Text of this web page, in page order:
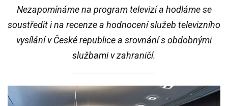
Nezapomínáme na program televizí a hodláme se
soustředit i na recenze a hodnocení služeb televizního
vysílání v České republice a srovnání s obdobnými
službami v zahraničí.